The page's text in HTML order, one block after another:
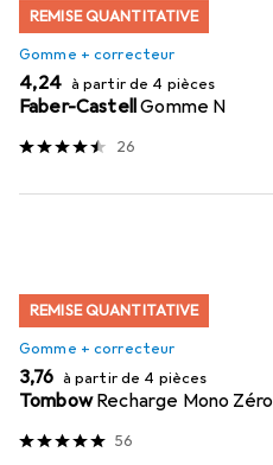
REMISE QUANTITATIVE
Gomme + correcteur
EUR
4,24 à partir de 4 pièces
Faber-CastellGomme N
26
REMISE QUANTITATIVE
Gomme + correcteur
EUR
3,76 à partir de 4 pièces
Tombow Recharge Mono Zéro
56